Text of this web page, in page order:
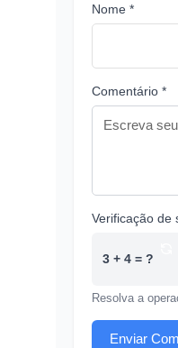
Nome *
Comentário *
Verificação de
3 + 4 = ?
Resolva a
Enviar